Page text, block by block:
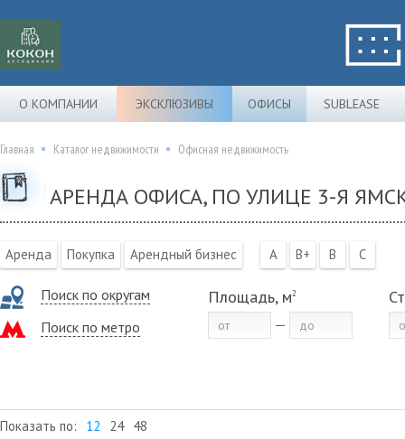
О КОМПАНИИ ЭКСКЛЮЗИВЫ ОФИСЫ SUBLEASE
Главная Каталог недвижимости Офисная недвижимость
АРЕНДА ОФИСА, ПО УЛИЦЕ 3-Я
Аренда Покупка Арендный бизнес A B+ B C
Поиск по округам
Поиск по метро
Площадь, м2
Показать по: 12 24 48